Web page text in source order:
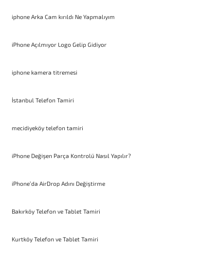
iphone Arka Cam kırıldı Ne Yapmalıyım
iPhone Açılmıyor Logo Gelip Gidiyor
iphone kamera titremesi
İstanbul Telefon Tamiri
mecidiyeköy telefon tamiri
iPhone Değişen Parça Kontrolü Nasıl Yapılır?
iPhone’da AirDrop Adını Değiştirme
Bakırköy Telefon ve Tablet Tamiri
Kurtköy Telefon ve Tablet Tamiri